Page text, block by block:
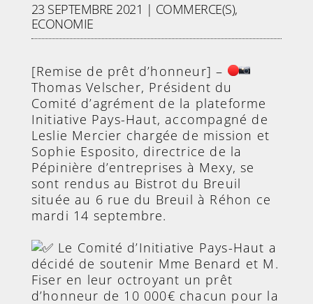
23 SEPTEMBRE 2021 | COMMERCE(S),
ECONOMIE
[Remise de prêt d’honneur] –
Thomas Velscher, Président du
Comité d’agrément de la plateforme
Initiative Pays-Haut, accompagné de
Leslie Mercier chargée de mission et
Sophie Esposito, directrice de la
Pépinière d’entreprises à Mexy, se
sont rendus au Bistrot du Breuil
située au 6 rue du Breuil à Réhon ce
mardi 14 septembre.
Le Comité d’Initiative Pays-Haut a
décidé de soutenir Mme Benard et M.
Fiser en leur octroyant un prêt
d’honneur de 10 000€ chacun pour la